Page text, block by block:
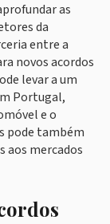
as
da
entre a
novos acordos
levar a um
Portugal,
e o
pode também
aos mercados